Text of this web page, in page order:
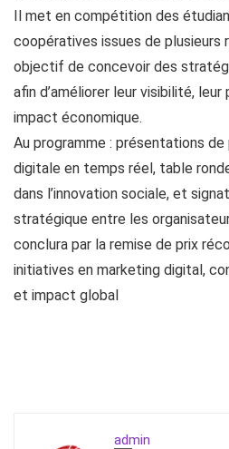
Il met en compétition des
coopératives issues de plusieurs
objectif de concevoir des
afin d’améliorer leur visibilité,
impact économique.
Au programme : présentations
digitale en temps réel, table
dans l’innovation sociale, et
stratégique entre les
conclura par la remise de prix
initiatives en marketing digital,
et impact global
admin